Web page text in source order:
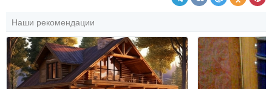
Наши рекомендации